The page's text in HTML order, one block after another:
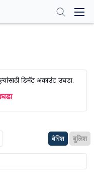
डिमॅट अकाउंट उघडा.
बेरिश बुलिश